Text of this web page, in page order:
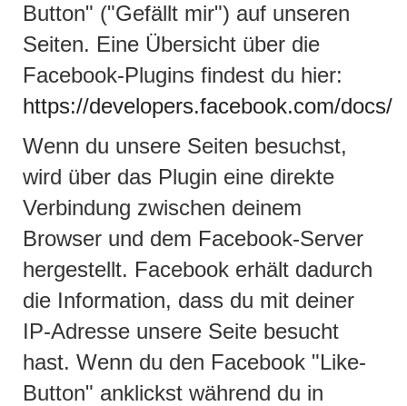
Button" ("Gefällt mir") auf unseren
Seiten. Eine Übersicht über die
Facebook-Plugins findest du hier:
https://developers.facebook.com/docs/
Wenn du unsere Seiten besuchst,
wird über das Plugin eine direkte
Verbindung zwischen deinem
Browser und dem Facebook-Server
hergestellt. Facebook erhält dadurch
die Information, dass du mit deiner
IP-Adresse unsere Seite besucht
hast. Wenn du den Facebook "Like-
Button" anklickst während du in